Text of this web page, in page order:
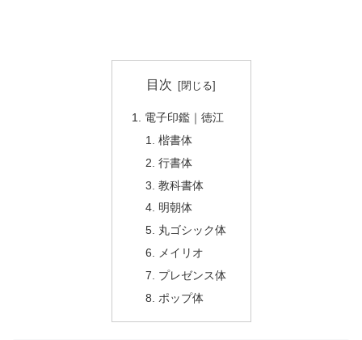
目次
電子印鑑｜徳江
楷書体
行書体
教科書体
明朝体
丸ゴシック体
メイリオ
プレゼンス体
ポップ体